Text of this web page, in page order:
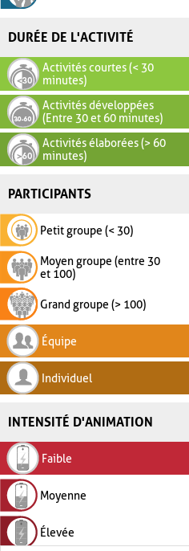
DURÉE DE L'ACTIVITÉ
Activités courtes (< 30
minutes)
Activités développées
(Entre 30 et 60 minutes)
Activités élaborées (> 60
minutes)
PARTICIPANTS
Petit groupe (< 30)
Moyen groupe (entre 30
et 100)
Grand groupe (> 100)
Équipe
Individuel
INTENSITÉ D'ANIMATION
Faible
Moyenne
Élevée